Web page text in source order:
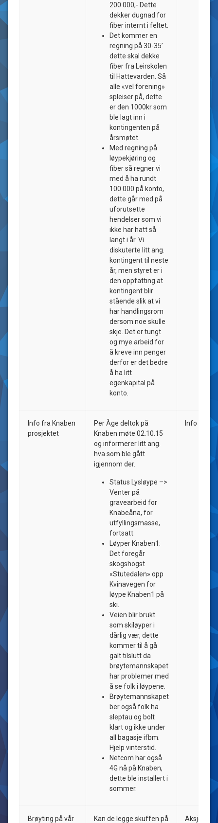
200 000,- Dette
dekker dugnad for
fiber internt i feltet.
Det kommer en
regning på 30-35’
dette skal dekke
fiber fra Leirskolen
til Hattevarden. Så
alle «vel forening»
spleiser på, dette
er den 1000kr som
ble lagt inn i
kontingenten på
årsmøtet.
Med regning på
løypekjøring og
fiber så regner vi
med å ha rundt
100 000 på konto,
dette går med på
uforutsette
hendelser som vi
ikke har hatt så
langt i år. Vi
diskuterte litt ang.
kontingent til neste
år, men styret er i
den oppfatting at
kontingent blir
stående slik at vi
har handlingsrom
dersom noe skulle
skje. Det er tungt
og mye arbeid for
å kreve inn penger
derfor er det bedre
å ha litt
egenkapital på
konto.
Info fra Knaben
prosjektet
Per Åge deltok på
Knaben møte 02.10.15
og informerer litt ang.
hva som ble gått
igjennom der.
Status Lysløype –>
Venter på
gravearbeid for
Knabeåna, for
utfyllingsmasse,
fortsatt
Løyper Knaben1:
Det foregår
skogshogst
«Stutedalen» opp
Kvinavegen for
løype Knaben1 på
ski.
Veien blir brukt
som skiløyper i
dårlig vær, dette
kommer til å gå
galt tilslutt da
brøytemannskapet
har problemer med
å se folk i løypene.
Brøytemannskapet
ber også folk ha
sleptau og bolt
klart og ikke under
all bagasje ifbm.
Hjelp vinterstid.
Netcom har også
4G nå på Knaben,
dette ble installert i
sommer.
Info
Brøyting på vår Kan de legge skuffen på Aksjon: